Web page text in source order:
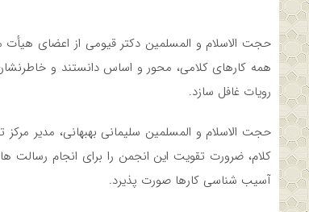
حجت الاسلام و المسلمین دکتر قیومی از اعضای هیأت
همه کارهای کلامی، محور و اساس دانستند و
رویات غافل سازد.
حجت الاسلام و المسلمین سلیمانی بهبهانی، مدیر
کلام، ضرورت تقویت این انجمن را برای انجام رسالت
آسیب شناسی کارها صورت پذیرد.